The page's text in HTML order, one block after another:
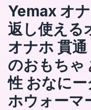
Yemax オ
返し使える
オナホ 貫
のおもちゃ
性 おなに
ホウォーマ